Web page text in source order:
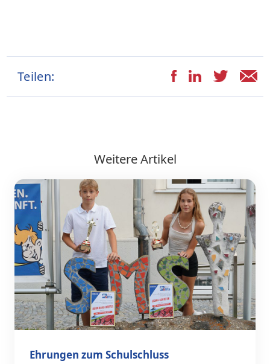
Teilen:
Weitere Artikel
Ehrungen zum Schulschluss